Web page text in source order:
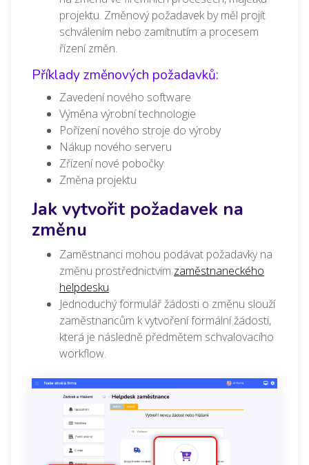
projektu. Změnový požadavek by měl projít
schválením nebo zamítnutím a procesem
řízení změn.
Příklady změnových požadavků:
Zavedení nového software
Výměna výrobní technologie
Pořízení nového stroje do výroby
Nákup nového serveru
Zřízení nové pobočky
Změna projektu
Jak vytvořit požadavek na
změnu
Zaměstnanci mohou podávat požadavky na
změnu prostřednictvím zaměstnaneckého
helpdesku.
Jednoduchý formulář žádosti o změnu slouží
zaměstnancům k vytvoření formální žádosti,
která je následně předmětem schvalovacího
workflow.